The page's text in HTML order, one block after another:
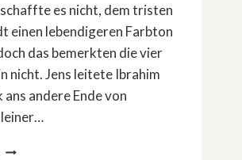
schaffte es nicht, dem tristen
einen lebendigeren Farbton
das bemerkten die vier
nicht. Jens leitete Ibrahim
andere Ende von
DER